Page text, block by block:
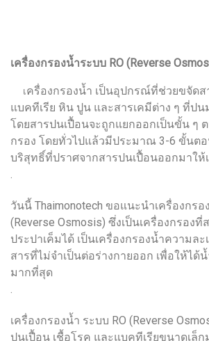
เครื่องกรองน้ำระบบ RO (Reverse
เครื่องกรองน้ำ เป็นอุปกรณ์ที่ช่วยขจัดส
แบคทีเรีย หิน ปูน และสารเคมีต่าง ๆ ที่ปน
โดยสารปนเปื้อนจะถูกแยกออกเป็นขั้น ๆ
กรอง โดยทั่วไปแล้วมีประมาณ 3-6 ขั้นต
บริสุทธิ์ที่ปราศจากสารปนเปื้อนออกมาให้
.
วันนี้ Thaimonotech ขอแนะนำเครื่องกรอ
(Reverse Osmosis) ซึ่งเป็นเครื่องกรอง
ประปาเค็มได้ เป็นเครื่องกรองน้ำความละ
สารที่ไม่จำเป็นต่อร่างกายออก เพื่อให้ไ
มากที่สุด
.
เครื่องกรองน้ำ ระบบ RO (Reverse
ปนเปื้อน เชื้อโรค และแบคทีเรียขนาดเล็